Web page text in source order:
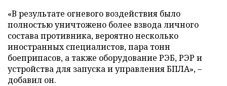
«В результате огневого воздействия было
полностью уничтожено более взвода личного
состава противника, вероятно несколько
иностранных специалистов, пара тонн
боеприпасов, а также оборудование РЭБ, РЭР и
устройства для запуска и управления БПЛА», –
добавил он.